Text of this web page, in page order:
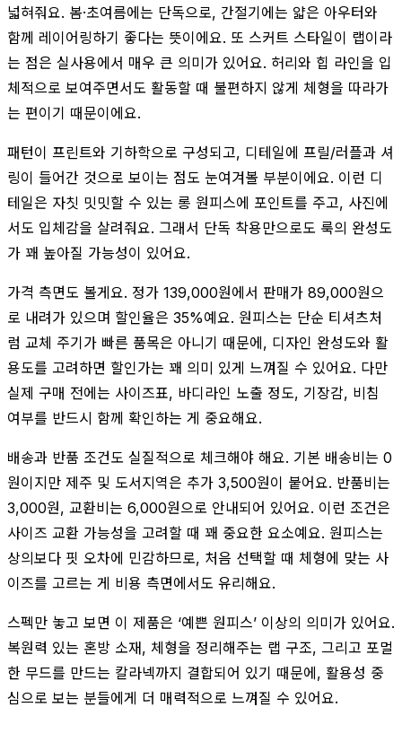
넓혀줘요. 봄·초여름에는 단독으로, 간절기에는 얇은 아우터와
함께 레이어링하기 좋다는 뜻이에요. 또 스커트 스타일이 랩이라
는 점은 실사용에서 매우 큰 의미가 있어요. 허리와 힙 라인을 입
체적으로 보여주면서도 활동할 때 불편하지 않게 체형을 따라가
는 편이기 때문이에요.
패턴이 프린트와 기하학으로 구성되고, 디테일에 프릴/러플과 셔
링이 들어간 것으로 보이는 점도 눈여겨볼 부분이에요. 이런 디
테일은 자칫 밋밋할 수 있는 롱 원피스에 포인트를 주고, 사진에
서도 입체감을 살려줘요. 그래서 단독 착용만으로도 룩의 완성도
가 꽤 높아질 가능성이 있어요.
가격 측면도 볼게요. 정가 139,000원에서 판매가 89,000원으
로 내려가 있으며 할인율은 35%예요. 원피스는 단순 티셔츠처
럼 교체 주기가 빠른 품목은 아니기 때문에, 디자인 완성도와 활
용도를 고려하면 할인가는 꽤 의미 있게 느껴질 수 있어요. 다만
실제 구매 전에는 사이즈표, 바디라인 노출 정도, 기장감, 비침
여부를 반드시 함께 확인하는 게 중요해요.
배송과 반품 조건도 실질적으로 체크해야 해요. 기본 배송비는 0
원이지만 제주 및 도서지역은 추가 3,500원이 붙어요. 반품비는
3,000원, 교환비는 6,000원으로 안내되어 있어요. 이런 조건은
사이즈 교환 가능성을 고려할 때 꽤 중요한 요소예요. 원피스는
상의보다 핏 오차에 민감하므로, 처음 선택할 때 체형에 맞는 사
이즈를 고르는 게 비용 측면에서도 유리해요.
스펙만 놓고 보면 이 제품은 ‘예쁜 원피스’ 이상의 의미가 있어요.
복원력 있는 혼방 소재, 체형을 정리해주는 랩 구조, 그리고 포멀
한 무드를 만드는 칼라넥까지 결합되어 있기 때문에, 활용성 중
심으로 보는 분들에게 더 매력적으로 느껴질 수 있어요.